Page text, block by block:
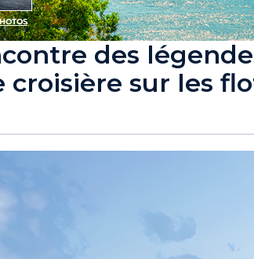
des
croisière sur les